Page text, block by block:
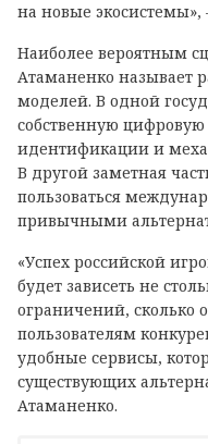
на новые экосистемы»,
Наиболее вероятным
Атаманенко называет
моделей. В одной
собственную
идентификации и
В другой заметная
пользоваться
привычными
«Успех российской
будет зависеть не
ограничений, сколько
пользователям
удобные сервисы,
существующих
Атаманенко.